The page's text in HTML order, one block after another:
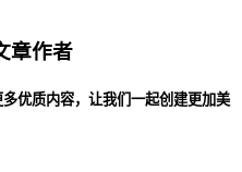
章作者
优质内容，让我们一起创建更加美